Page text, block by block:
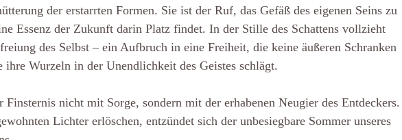
der erstarrten Formen. Sie ist der Ruf, das Gefäß des eigenen Seins zu
Essenz der Zukunft darin Platz findet. In der Stille des Schattens vollzieht
des Selbst – ein Aufbruch in eine Freiheit, die keine äußeren Schranken
ihre Wurzeln in der Unendlichkeit des Geistes schlägt.
Finsternis nicht mit Sorge, sondern mit der erhabenen Neugier des Entdeckers.
Lichter erlöschen, entzündet sich der unbesiegbare Sommer unseres